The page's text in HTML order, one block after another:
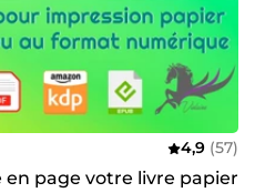
4,9 (57)
page votre livre papier